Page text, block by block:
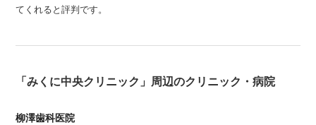
てくれると評判です。
「みくに中央クリニック」周辺のクリニック・病院
柳澤歯科医院